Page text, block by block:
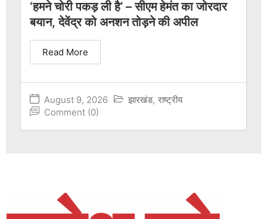
‘हमने चोरी पकड़ ली है’ – सीएम हेमंत का जोरदार
बयान, देवेंद्र को अनशन तोड़ने की अपील
August 9, 2026 झारखंड, राष्ट्रीय
Comment (0)
Read More